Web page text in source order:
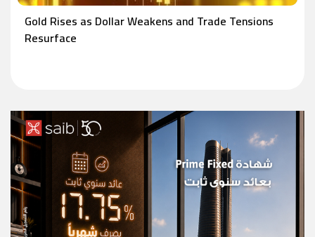
Gold Rises as Dollar Weakens and Trade Tensions
Resurface